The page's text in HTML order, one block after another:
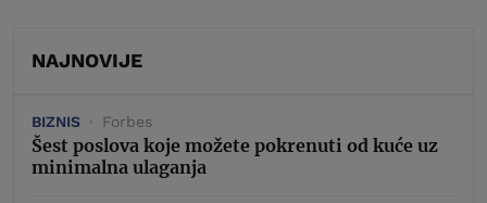
NAJNOVIJE
BIZNIS Forbes
Šest poslova koje možete pokrenuti od kuće uz
minimalna ulaganja